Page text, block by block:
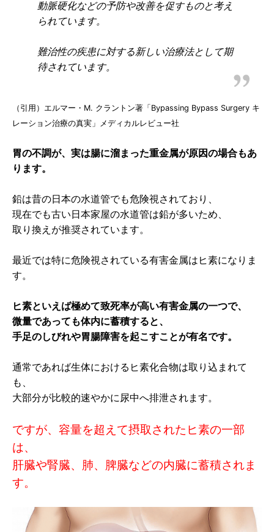
動脈硬化などの予防や改善を促すものと考え
られています。
難治性の疾患に対する新しい治療法として期
待されています。
（引用）エルマー・M. クラントン著「Bypassing Bypass Surgery キ
レーション治療の真実」メディカルレビュー社
胃の不調が、実は腸に溜まった重金属が原因の場合もあ
ります。
鉛は昔の日本の水道管でも危険視されており、
現在でも古い日本家屋の水道管は鉛が多いため、
取り換えが推奨されています。
最近では特に危険視されている有害金属はヒ素になりま
す。
ヒ素といえば極めて致死率が高い有害金属の一つで、
微量であっても体内に蓄積すると、
手足のしびれや胃腸障害を起こすことが有名です。
通常であれば生体におけるヒ素化合物は取り込まれて
も、
大部分が比較的速やかに尿中へ排泄されます。
ですが、容量を超えて摂取されたヒ素の一部
は、
肝臓や腎臓、肺、脾臓などの内臓に蓄積されま
す。